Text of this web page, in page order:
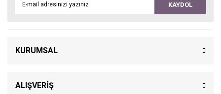
KAYDOL
KURUMSAL
ALIŞVERİŞ